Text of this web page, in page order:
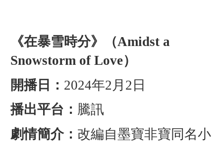
《在暴雪時分》（Amidst a
Snowstorm of Love）
開播日： 2024年2月2日
播出平台： 騰訊
劇情簡介： 改編自墨寶非寶同名小